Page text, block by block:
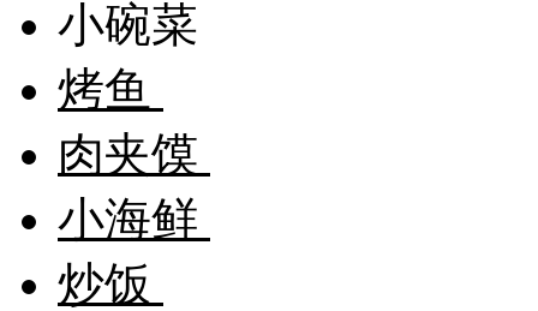
小碗菜
烤鱼
肉夹馍
小海鲜
炒饭